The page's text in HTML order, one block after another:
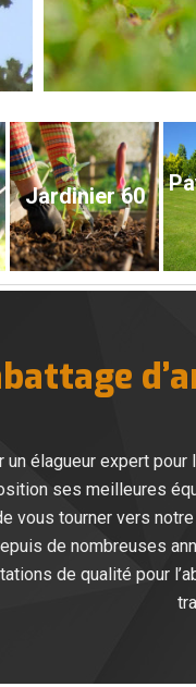
Jardinier 60
élagueur expert
ses meilleures
vous tourner vers
de nombreuses
de qualité pour